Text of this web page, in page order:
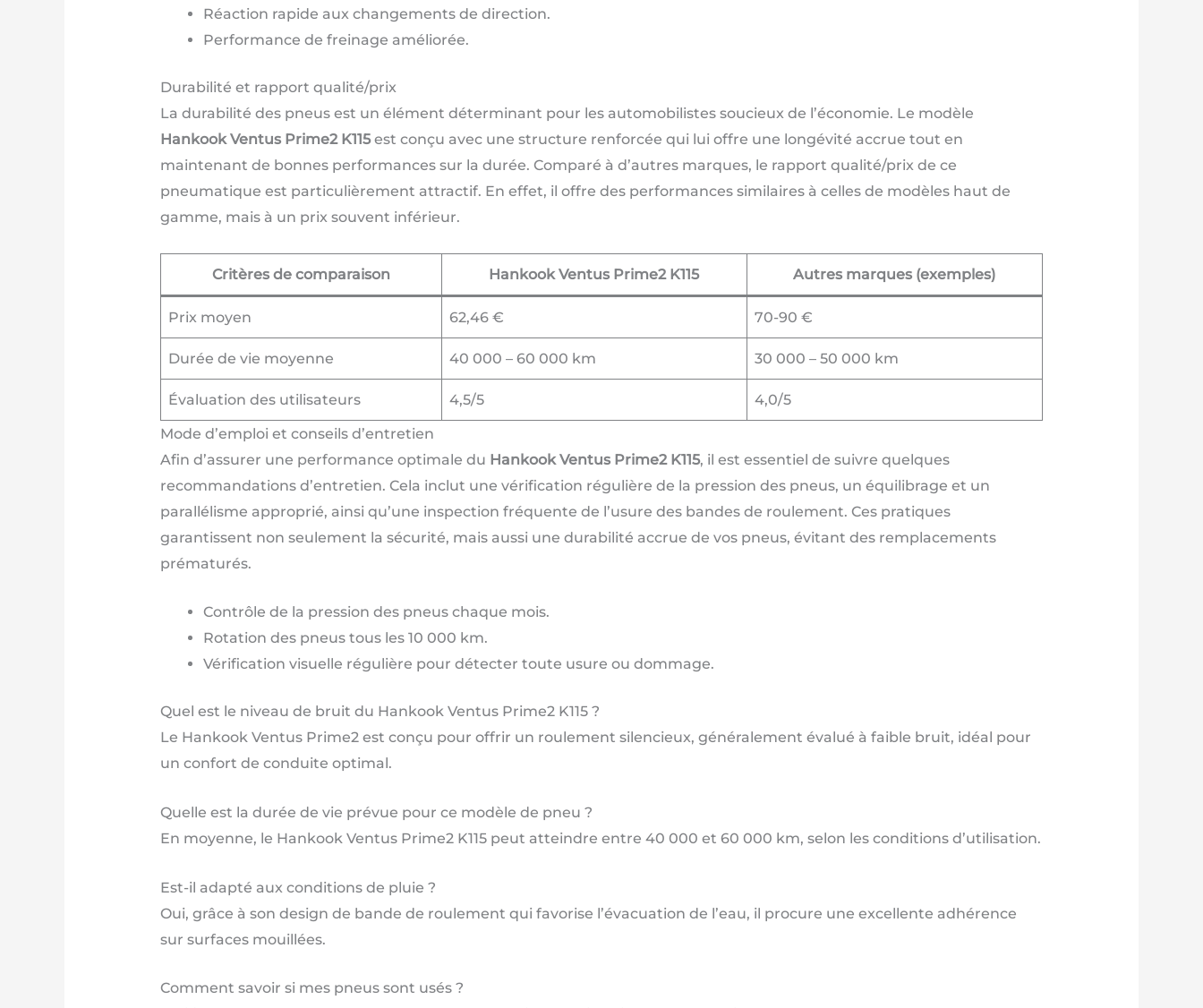
Réaction rapide aux changements de direction.
Performance de freinage améliorée.
Durabilité et rapport qualité/prix
La durabilité des pneus est un élément déterminant pour les automobilistes soucieux de l’économie. Le modèle
Hankook Ventus Prime2 K115est conçu avec une structure renforcée qui lui offre une longévité accrue tout en
maintenant de bonnes performances sur la durée. Comparé à d’autres marques, le rapport qualité/prix de ce
pneumatique est particulièrement attractif. En effet, il offre des performances similaires à celles de modèles haut de
gamme, mais à un prix souvent inférieur.
Critères de comparaison Hankook Ventus Prime2 K115 Autres marques (exemples)
Prix moyen 62,46 € 70-90 €
Durée de vie moyenne 40 000 – 60 000 km 30 000 – 50 000 km
Évaluation des utilisateurs 4,5/5
4,0/5
Mode d’emploi et conseils d’entretien
Afin d’assurer une performance optimale du Hankook Ventus Prime2 K115, il est essentiel de suivre quelques
recommandations d’entretien. Cela inclut une vérification régulière de la pression des pneus, un équilibrage et un
parallélisme approprié, ainsi qu’une inspection fréquente de l’usure des bandes de roulement. Ces pratiques
garantissent non seulement la sécurité, mais aussi une durabilité accrue de vos pneus, évitant des remplacements
prématurés.
Contrôle de la pression des pneus chaque mois.
Rotation des pneus tous les 10 000 km.
Vérification visuelle régulière pour détecter toute usure ou dommage.
Quel est le niveau de bruit du Hankook Ventus Prime2 K115 ?
Le Hankook Ventus Prime2 est conçu pour offrir un roulement silencieux, généralement évalué à faible bruit, idéal pour
un confort de conduite optimal.
Quelle est la durée de vie prévue pour ce modèle de pneu ?
En moyenne, le Hankook Ventus Prime2 K115 peut atteindre entre 40 000 et 60 000 km, selon les conditions d’utilisation.
Est-il adapté aux conditions de pluie ?
Oui, grâce à son design de bande de roulement qui favorise l’évacuation de l’eau, il procure une excellente adhérence
sur surfaces mouillées.
Comment savoir si mes pneus sont usés ?